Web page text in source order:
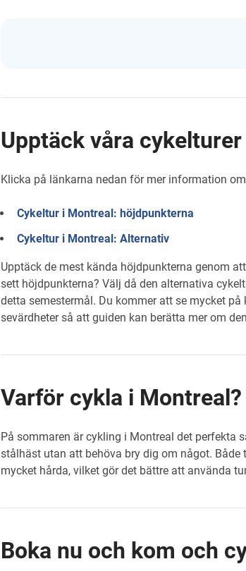
Upptäck våra
Klicka på länkarna nedan för mer information
Cykeltur i Montreal: höjdpunkterna
Cykeltur i Montreal: Alternativ
Upptäck de mest kända höjdpunkterna genom
sett höjdpunkterna? Välj då den alternativa
detta semestermål. Du kommer att se mycket
sevärdheter så att guiden kan berätta mer om
Varför cykla i Montreal?
På sommaren är cykling i Montreal det perfekta
stålhäst utan att behöva bry dig om något.
mycket hårda, vilket gör det bättre att använda
Boka nu och kom och